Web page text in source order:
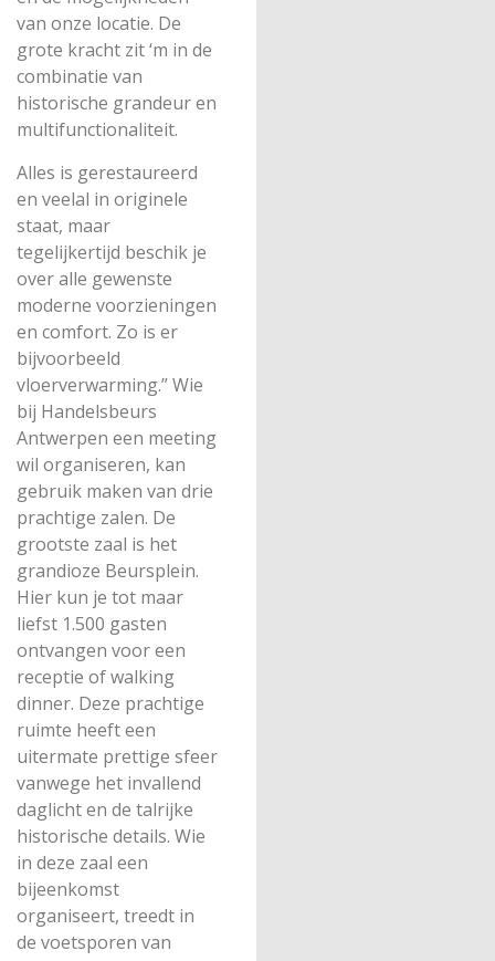
van onze locatie. De
grote kracht zit ‘m in de
combinatie van
historische grandeur en
multifunctionaliteit.
Alles is gerestaureerd
en veelal in originele
staat, maar
tegelijkertijd beschik je
over alle gewenste
moderne voorzieningen
en comfort. Zo is er
bijvoorbeeld
vloerverwarming.” Wie
bij Handelsbeurs
Antwerpen een meeting
wil organiseren, kan
gebruik maken van drie
prachtige zalen. De
grootste zaal is het
grandioze Beursplein.
Hier kun je tot maar
liefst 1.500 gasten
ontvangen voor een
receptie of walking
dinner. Deze prachtige
ruimte heeft een
uitermate prettige sfeer
vanwege het invallend
daglicht en de talrijke
historische details. Wie
in deze zaal een
bijeenkomst
organiseert, treedt in
de voetsporen van